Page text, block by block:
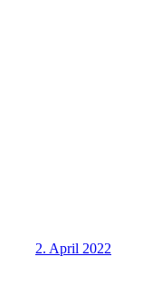
2. April 2022